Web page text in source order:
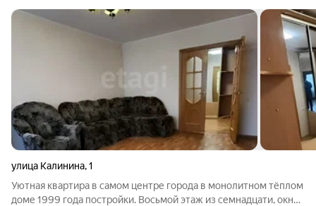
улица Калинина,1
Уютная квартира в самом центре города в монолитном тёплом
доме 1999 года постройки. Восьмой этаж из семнадцати, окна